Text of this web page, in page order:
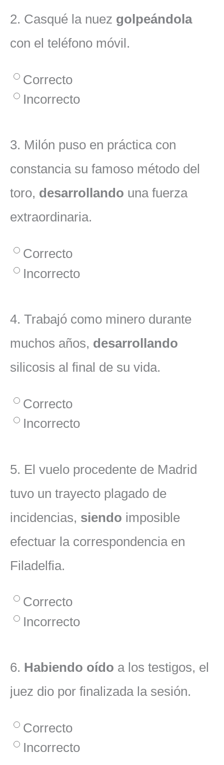
2. Casqué la nuez golpeándola
con el teléfono móvil.
Correcto
Incorrecto
3. Milón puso en práctica con
constancia su famoso método del
toro, desarrollando una fuerza
extraordinaria.
Correcto
Incorrecto
4. Trabajó como minero durante
muchos años, desarrollando
silicosis al final de su vida.
Correcto
Incorrecto
5. El vuelo procedente de Madrid
tuvo un trayecto plagado de
incidencias, siendo imposible
efectuar la correspondencia en
Filadelfia.
Correcto
Incorrecto
6. Habiendo oído a los testigos, el
juez dio por finalizada la sesión.
Correcto
Incorrecto